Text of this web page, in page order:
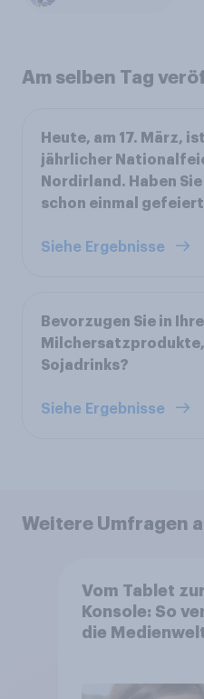
Am selben Tag
Heute, am 17. März,
jährlicher
Nordirland. Haben
schon einmal
Siehe Ergebnisse
Bevorzugen Sie in
Sojadrinks?
Siehe Ergebnisse
Weitere Umfragen
Vom Tablet
Konsole: So
die